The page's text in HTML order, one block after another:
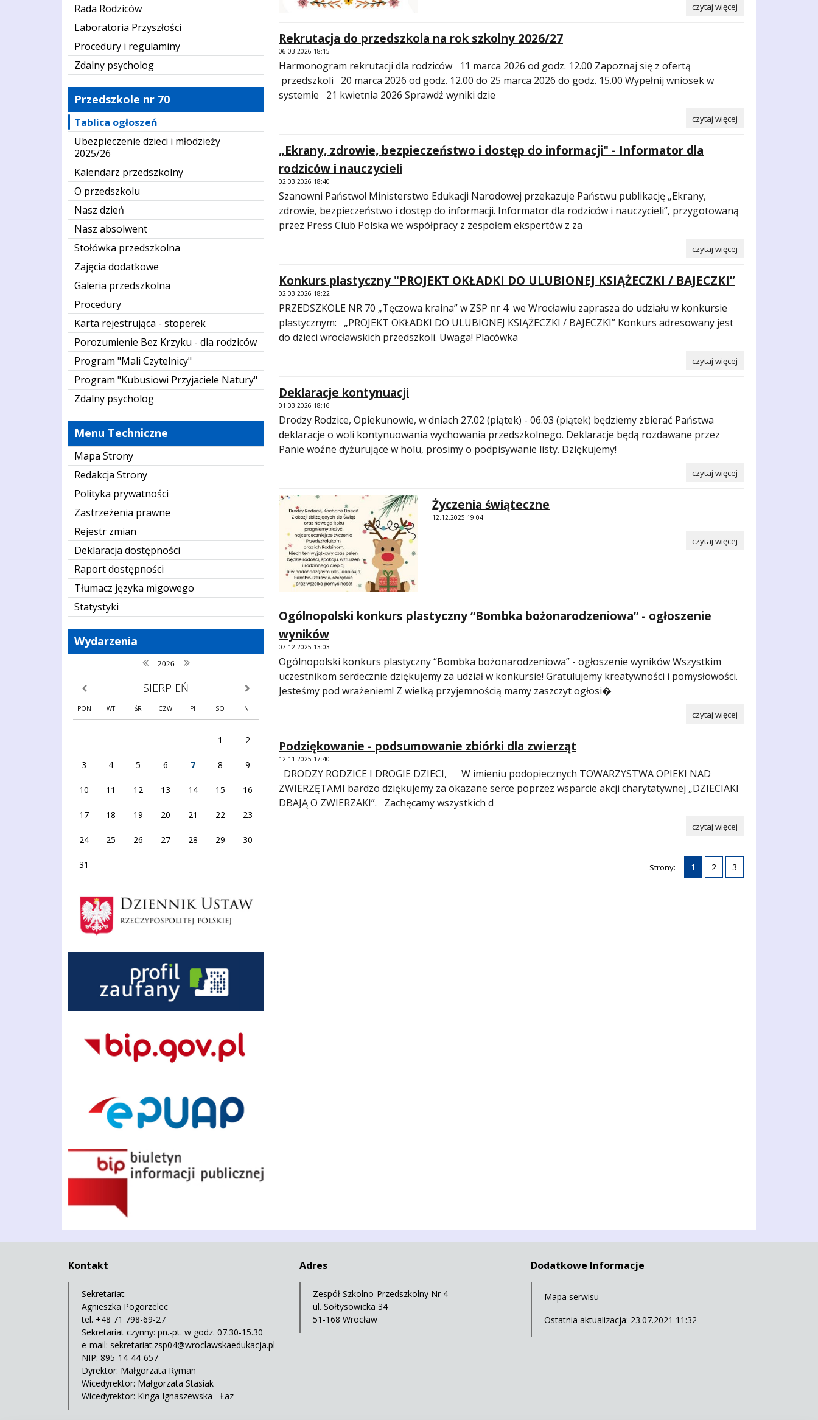
Rada Rodziców
Laboratoria Przyszłości
Procedury i regulaminy
Zdalny psycholog
Przedszkole nr 70
Tablica ogłoszeń
Ubezpieczenie dzieci i młodzieży
2025/26
Kalendarz przedszkolny
O przedszkolu
Nasz dzień
Nasz absolwent
Stołówka przedszkolna
Zajęcia dodatkowe
Galeria przedszkolna
Procedury
Karta rejestrująca - stoperek
Porozumienie Bez Krzyku - dla rodziców
Program "Mali Czytelnicy"
Program "Kubusiowi Przyjaciele Natury"
Zdalny psycholog
Menu Techniczne
Mapa Strony
Redakcja Strony
Polityka prywatności
Zastrzeżenia prawne
Rejestr zmian
Deklaracja dostępności
Raport dostępności
Tłumacz języka migowego
Statystyki
Wydarzenia
poprzedni rok
2026 następny rok
poprzedni miesiąc SIERPIEŃ następny miesiąc
PON WT ŚR CZW PI SO NI
1 2
3 4 5 6 7 8 9
10 11 12 13 14 15 16
17 18 19 20 21 22 23
24 25 26 27 28 29 30
31
BIP
czytaj więcej
Rekrutacja do przedszkola na rok szkolny 2026/27
06.03.2026 18:15
Harmonogram rekrutacji dla rodziców 11 marca 2026 od godz. 12.00 Zapoznaj się z ofertą
przedszkoli 20 marca 2026 od godz. 12.00 do 25 marca 2026 do godz. 15.00 Wypełnij wniosek w
systemie 21 kwietnia 2026 Sprawdź wyniki dzie
czytaj więcej
„Ekrany, zdrowie, bezpieczeństwo i dostęp do informacji" - Informator dla
rodziców i nauczycieli
02.03.2026 18:40
Szanowni Państwo! Ministerstwo Edukacji Narodowej przekazuje Państwu publikację „Ekrany,
zdrowie, bezpieczeństwo i dostęp do informacji. Informator dla rodziców i nauczycieli”, przygotowaną
przez Press Club Polska we współpracy z zespołem ekspertów z za
czytaj więcej
Konkurs plastyczny "PROJEKT OKŁADKI DO ULUBIONEJ KSIĄŻECZKI / BAJECZKI”
02.03.2026 18:22
PRZEDSZKOLE NR 70 „Tęczowa kraina” w ZSP nr 4 we Wrocławiu zaprasza do udziału w konkursie
plastycznym: „PROJEKT OKŁADKI DO ULUBIONEJ KSIĄŻECZKI / BAJECZKI” Konkurs adresowany jest
do dzieci wrocławskich przedszkoli. Uwaga! Placówka
czytaj więcej
Deklaracje kontynuacji
01.03.2026 18:16
Drodzy Rodzice, Opiekunowie, w dniach 27.02 (piątek) - 06.03 (piątek) będziemy zbierać Państwa
deklaracje o woli kontynuowania wychowania przedszkolnego. Deklaracje będą rozdawane przez
Panie woźne dyżurujące w holu, prosimy o podpisywanie listy. Dziękujemy!
czytaj więcej
Życzenia świąteczne
12.12.2025 19:04
czytaj więcej
Ogólnopolski konkurs plastyczny “Bombka bożonarodzeniowa” - ogłoszenie
wyników
07.12.2025 13:03
Ogólnopolski konkurs plastyczny “Bombka bożonarodzeniowa” - ogłoszenie wyników Wszystkim
uczestnikom serdecznie dziękujemy za udział w konkursie! Gratulujemy kreatywności i pomysłowości.
Jesteśmy pod wrażeniem! Z wielką przyjemnością mamy zaszczyt ogłosi�
czytaj więcej
Podziękowanie - podsumowanie zbiórki dla zwierząt
12.11.2025 17:40
DRODZY RODZICE I DROGIE DZIECI, W imieniu podopiecznych TOWARZYSTWA OPIEKI NAD
ZWIERZĘTAMI bardzo dziękujemy za okazane serce poprzez wsparcie akcji charytatywnej „DZIECIAKI
DBAJĄ O ZWIERZAKI”. Zachęcamy wszystkich d
czytaj więcej
Strony: 1 2 3
Kontakt
Sekretariat:
Agnieszka Pogorzelec
tel. +48 71 798-69-27
Sekretariat czynny: pn.-pt. w godz. 07.30-15.30
e-mail: sekretariat.zsp04@wroclawskaedukacja.pl
NIP: 895-14-44-657
Dyrektor: Małgorzata Ryman
Wicedyrektor: Małgorzata Stasiak
Wicedyrektor: Kinga Ignaszewska - Łaz
Adres
Zespół Szkolno-Przedszkolny Nr 4
ul. Sołtysowicka 34
51-168 Wrocław
Dodatkowe Informacje
Mapa serwisu
Ostatnia aktualizacja: 23.07.2021 11:32